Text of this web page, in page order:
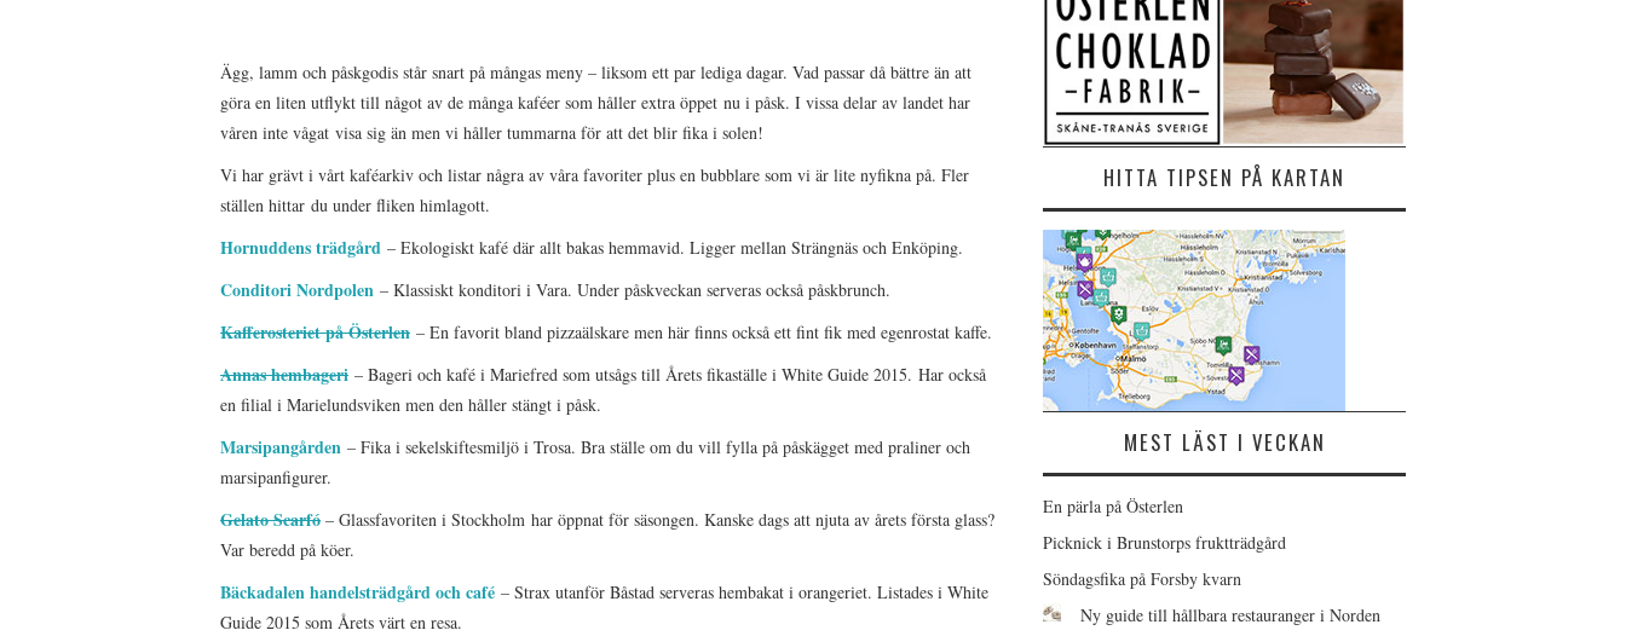
Ägg, lamm och påskgodis står snart på mångas meny – liksom ett par lediga dagar. Vad passar då bättre än att
göra en liten utflykt till något av de många kaféer som håller extra öppet nu i påsk. I vissa delar av landet har
våren inte vågat visa sig än men vi håller tummarna för att det blir fika i solen!
Vi har grävt i vårt kaféarkiv och listar några av våra favoriter plus en bubblare som vi är lite nyfikna på. Fler
ställen hittar du under fliken himlagott.
Hornuddens trädgård – Ekologiskt kafé där allt bakas hemmavid. Ligger mellan Strängnäs och Enköping.
Conditori Nordpolen – Klassiskt konditori i Vara. Under påskveckan serveras också påskbrunch.
Kafferosteriet på Österlen – En favorit bland pizzaälskare men här finns också ett fint fik med egenrostat kaffe.
Annas hembageri – Bageri och kafé i Mariefred som utsågs till Årets fikaställe i White Guide 2015. Har också
en filial i Marielundsviken men den håller stängt i påsk.
Marsipangården – Fika i sekelskiftesmiljö i Trosa. Bra ställe om du vill fylla på påskägget med praliner och
marsipanfigurer.
Gelato Scarfó – Glassfavoriten i Stockholm har öppnat för säsongen. Kanske dags att njuta av årets första glass?
Var beredd på köer.
Bäckadalen handelsträdgård och café – Strax utanför Båstad serveras hembakat i orangeriet. Listades i White
Guide 2015 som Årets värt en resa.
HITTA TIPSEN PÅ KARTAN
MEST LÄST I VECKAN
En pärla på Österlen
Picknick i Brunstorps fruktträdgård
Söndagsfika på Forsby kvarn
Ny guide till hållbara restauranger i Norden